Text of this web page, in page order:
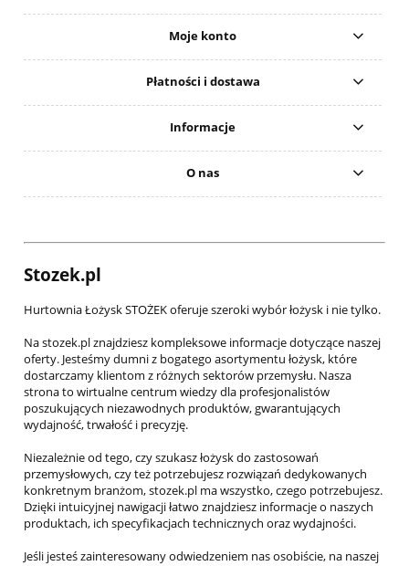
Moje konto
Płatności i dostawa
Informacje
O nas
Stozek.pl
Hurtownia Łożysk STOŻEK oferuje szeroki wybór łożysk i nie tylko.
Na stozek.pl znajdziesz kompleksowe informacje dotyczące naszej
oferty. Jesteśmy dumni z bogatego asortymentu łożysk, które
dostarczamy klientom z różnych sektorów przemysłu. Nasza
strona to wirtualne centrum wiedzy dla profesjonalistów
poszukujących niezawodnych produktów, gwarantujących
wydajność, trwałość i precyzję.
Niezależnie od tego, czy szukasz łożysk do zastosowań
przemysłowych, czy też potrzebujesz rozwiązań dedykowanych
konkretnym branżom, stozek.pl ma wszystko, czego potrzebujesz.
Dzięki intuicyjnej nawigacji łatwo znajdziesz informacje o naszych
produktach, ich specyfikacjach technicznych oraz wydajności.
Jeśli jesteś zainteresowany odwiedzeniem nas osobiście, na naszej